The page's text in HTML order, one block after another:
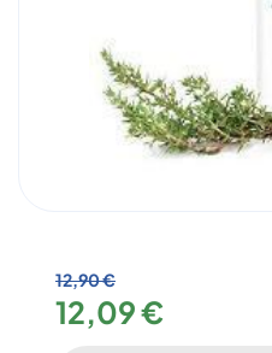
12,90 €
12,09 €